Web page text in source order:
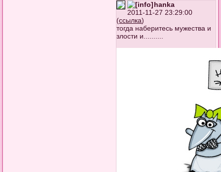
hanka
2011-11-27 23:29:00
(ссылка)
тогда наберитесь мужества и
злости и..........